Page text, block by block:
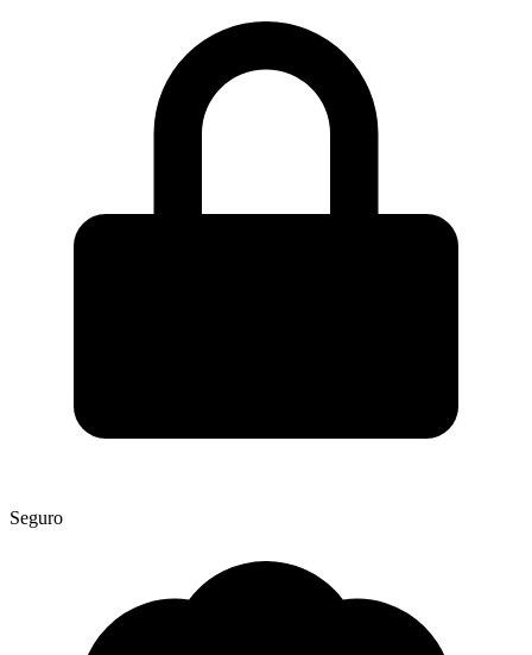
Seguro